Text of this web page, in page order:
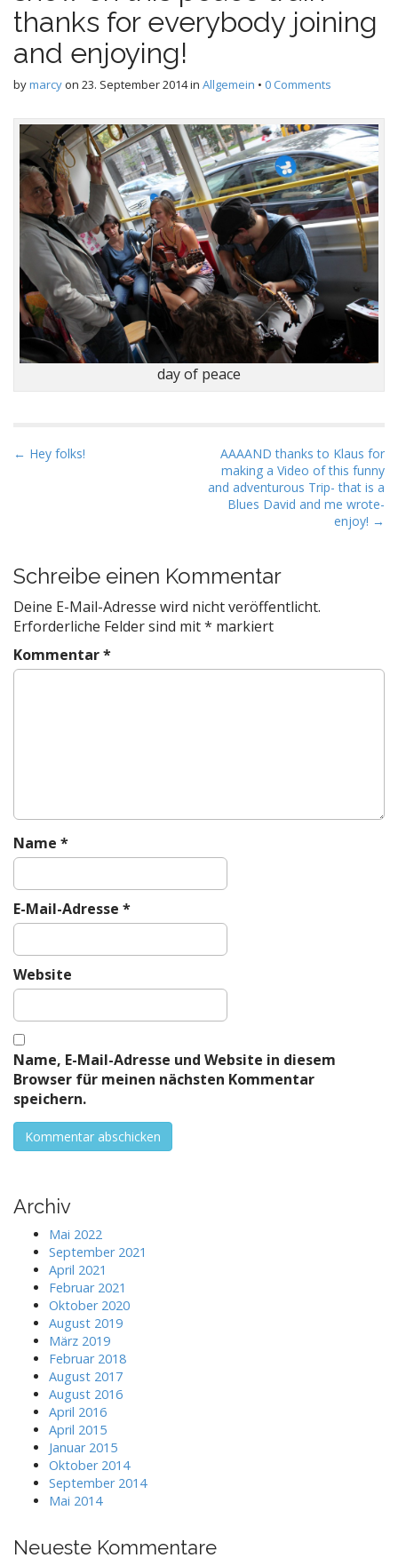
thanks for everybody joining
and enjoying!
bymarcyon 23. September 2014in Allgemein • 0 Comments
day of peace
P
a
i
g
a
← Hey folks!
AAAAND thanks to Klaus for
making a Video of this funny
and adventurous Trip- that is a
Blues David and me wrote-
enjoy! →
Schreibe einen Kommentar
Deine E-Mail-Adresse wird nicht veröffentlicht.
Erforderliche Felder sind mit* markiert
Kommentar*
Name *
E-Mail-Adresse *
Website
Name, E-Mail-Adresse und Website in diesem
Browser für meinen nächsten Kommentar
speichern.
Archiv
Mai 2022
September 2021
April 2021
Februar 2021
Oktober 2020
August 2019
März 2019
Februar 2018
August 2017
August 2016
April 2016
April 2015
Januar 2015
Oktober 2014
September 2014
Mai 2014
Neueste Kommentare